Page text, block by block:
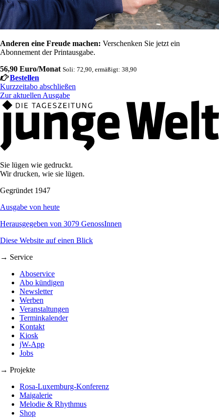
Anderen eine Freude machen: Verschenken Sie jetzt ein
Abonnement der Printausgabe.
56,90 Euro/Monat Soli: 72,90, ermäßigt: 38,90
Bestellen
Kurzzeitabo abschließen
Zur aktuellen Ausgabe
Sie lügen wie gedruckt.
Wir drucken, wie sie lügen.
Gegründet 1947
Ausgabe von heute
Herausgegeben von 3079 GenossInnen
Diese Website auf einen Blick
→ Service
Aboservice
Abo kündigen
Newsletter
Werben
Veranstaltungen
Terminkalender
Kontakt
Kiosk
jW-App
Jobs
→ Projekte
Rosa-Luxemburg-Konferenz
Maigalerie
Melodie & Rhythmus
Shop